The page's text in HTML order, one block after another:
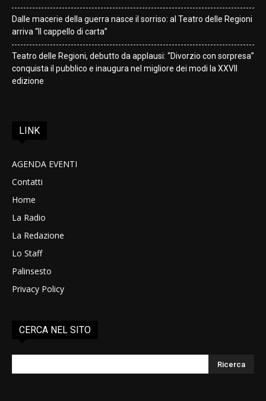
Dalle macerie della guerra nasce il sorriso: al Teatro delle Regioni
arriva “Il cappello di carta”
Teatro delle Regioni, debutto da applausi: “Divorzio con sorpresa”
conquista il pubblico e inaugura nel migliore dei modi la XXVII
edizione
LINK
AGENDA EVENTI
Contatti
Home
La Radio
La Redazione
Lo Staff
Palinsesto
Privacy Policy
CERCA NEL SITO